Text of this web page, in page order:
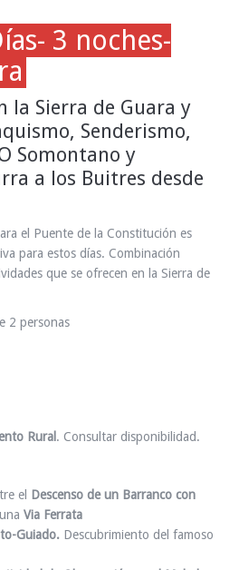
3 noches-
la Sierra de Guara y
Senderismo,
Somontano y
a los Buitres desde
el Puente de la Constitución es
para estos días. Combinación
que se ofrecen en la Sierra de
2 personas
Rural . Consultar disponibilidad.
el Descenso de un Barranco con
Via Ferrata
Guiado. Descubrimiento del famoso